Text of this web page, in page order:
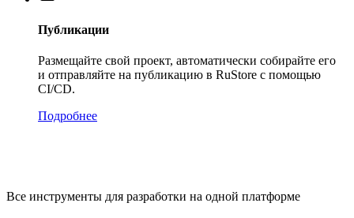
Публикации
Размещайте свой проект, автоматически собирайте его
и отправляйте на публикацию в RuStore с помощью
CI/CD.
Подробнее
Все инструменты для разработки на одной платформе